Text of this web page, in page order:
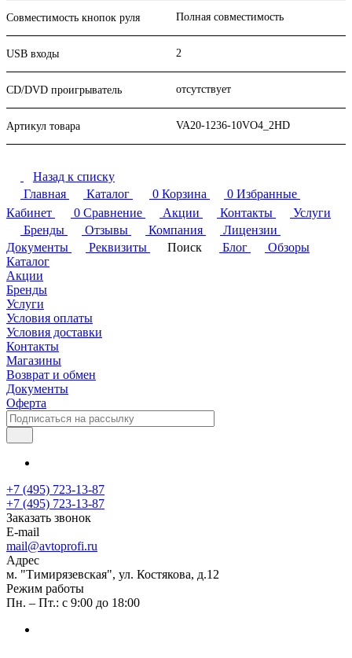
Совместимость кнопок руля Полная совместимость
USB входы 2
CD/DVD проигрыватель отсутствует
Артикул товара VA20-1236-10VO4_2HD
Назад к списку
Главная
Каталог 0 Корзина 0 Избранные
Кабинет
0 Сравнение Акции Контакты
Услуги
Бренды
Отзывы Компания
Лицензии
Документы
Реквизиты Поиск Блог
Обзоры
Каталог
Акции
Бренды
Услуги
Условия оплаты
Условия доставки
Контакты
Магазины
Возврат и обмен
Документы
Оферта
+7 (495) 723-13-87
+7 (495) 723-13-87
Заказать звонок
E-mail
mail@avtoprofi.ru
Адрес
м. "Тимирязевская", ул. Костякова, д.12
Режим работы
Пн. – Пт.: с 9:00 до 18:00